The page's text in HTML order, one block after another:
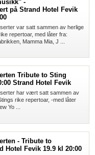
-
på Strand Hotel Fevik
var satt sammen av herlige
repertoar, med låter fra:
Mamma Mia, J ...
Tribute to Sting
Strand Hotel Fevik
har vært satt sammen av
rike repertoar, -med låter
Yo ...
- Tribute to
Hotel Fevik 19.9 kl 20:00